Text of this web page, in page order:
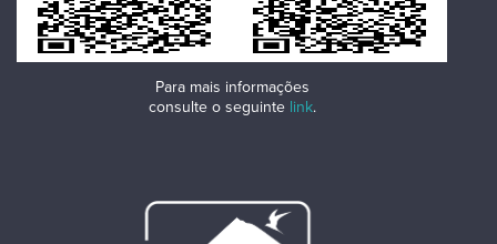
Para mais informações
consulte o seguinte link.